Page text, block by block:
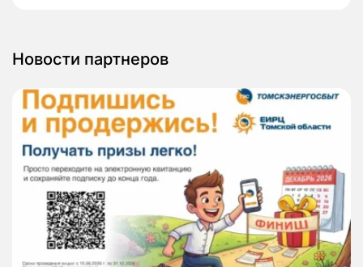
Новости партнеров